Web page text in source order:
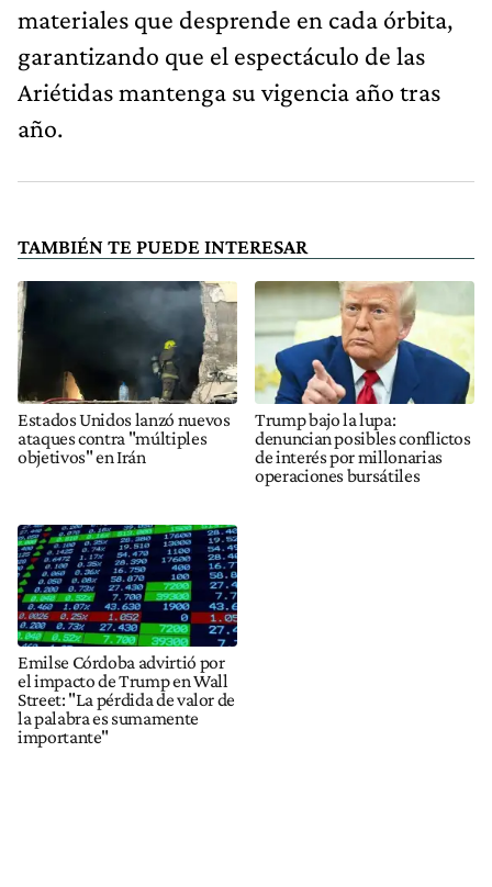
materiales que desprende en cada órbita,
garantizando que el espectáculo de las
Ariétidas mantenga su vigencia año tras
año.
TAMBIÉN TE PUEDE INTERESAR
Estados Unidos lanzó nuevos
ataques contra "múltiples
objetivos" en Irán
Trump bajo la lupa:
denuncian posibles conflictos
de interés por millonarias
operaciones bursátiles
Emilse Córdoba advirtió por
el impacto de Trump en Wall
Street: "La pérdida de valor de
la palabra es sumamente
importante"